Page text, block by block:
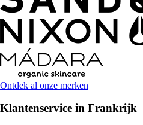
Ontdek al onze merken
Klantenservice in Frankrijk